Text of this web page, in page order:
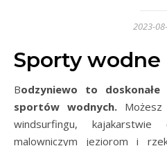
2023-
Sporty wodne
Bodzyniewo to doskonałe miejsce dla miłośników
sportów wodnych.Możesz
windsurfingu,
malowniczym jeziorom i